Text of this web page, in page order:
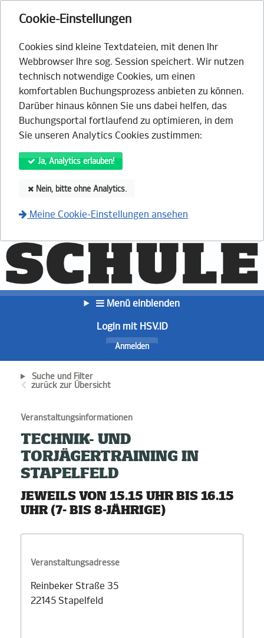
Cookie-Einstellungen
Cookies sind kleine Textdateien, mit denen Ihr
Webbrowser Ihre sog. Session speichert. Wir nutzen
technisch notwendige Cookies, um einen
komfortablen Buchungsprozess anbieten zu können.
Darüber hinaus können Sie uns dabei helfen, das
Buchungsportal fortlaufend zu optimieren, in dem
Sie unseren Analytics Cookies zustimmen:
Ja, Analytics erlauben!
Nein, bitte ohne Analytics.
Meine Cookie-Einstellungen ansehen
Menü einblenden
Login mit HSV.ID
Anmelden
Suche und Filter
zurück zur Übersicht
Veranstaltungsinformationen
TECHNIK- UND
TORJÄGERTRAINING IN
STAPELFELD
JEWEILS VON 15.15 UHR BIS 16.15
UHR (7- BIS 8-JÄHRIGE)
Veranstaltungsadresse
Reinbeker Straße 35
22145 Stapelfeld